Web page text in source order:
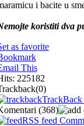
i bacite u
koristiti dva
as favorite
This
225182
(0)
(368)
RSS feed